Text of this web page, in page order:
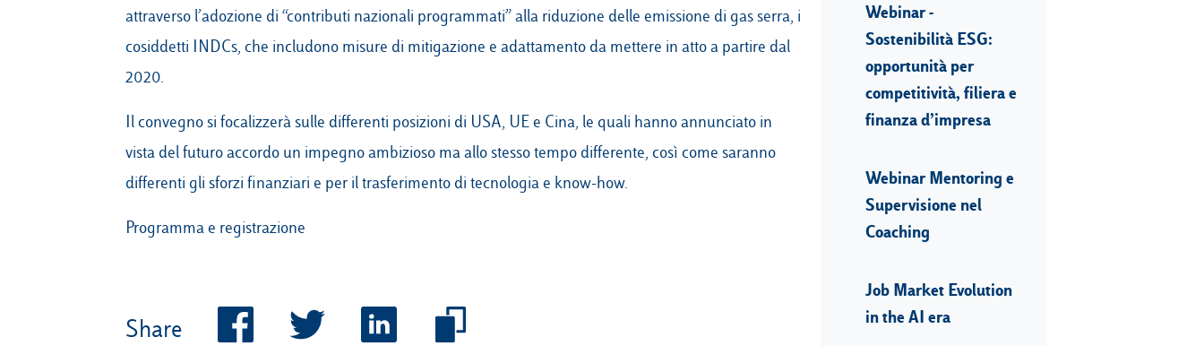
attraverso l’adozione di “contributi nazionali programmati” alla riduzione delle emissione di gas serra, i
cosiddetti INDCs, che includono misure di mitigazione e adattamento da mettere in atto a partire dal
2020.
Il convegno si focalizzerà sulle differenti posizioni di USA, UE e Cina, le quali hanno annunciato in
vista del futuro accordo un impegno ambizioso ma allo stesso tempo differente, così come saranno
differenti gli sforzi finanziari e per il trasferimento di tecnologia e know-how.
Programma e registrazione
Share
Webinar -
Sostenibilità ESG:
opportunità per
competitività, filiera e
finanza d’impresa
Webinar Mentoring e
Supervisione nel
Coaching
Job Market Evolution
in the AI era